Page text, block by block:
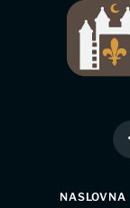
NASLOVNA